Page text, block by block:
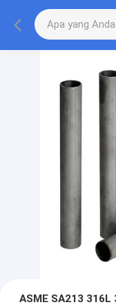
ASME SA213